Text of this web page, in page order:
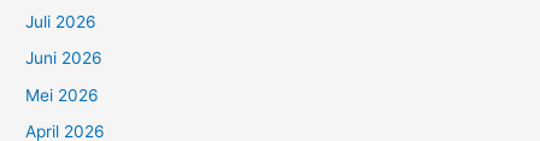
Juli 2026
Juni 2026
Mei 2026
April 2026